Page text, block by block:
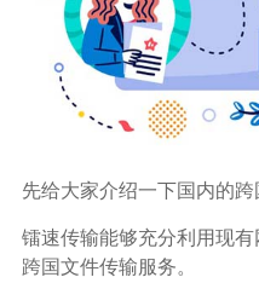
行业应用解决方案
政府机构
先给大家介绍一下国内的跨
镭速传输能够充分利用现
跨国文件传输服务。